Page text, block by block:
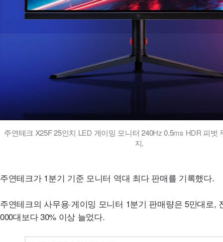
주연테크 X25F 25인치 LED 게이밍 모니터 240Hz0.5ms HDR 피벗
지.
주연테크가 1분기 기준 모니터 역대 최다 판매를 기록했다.
주연테크의 사무용·게이밍 모니터 1분기 판매량은 5만대로,
000대보다 30% 이상 늘었다.